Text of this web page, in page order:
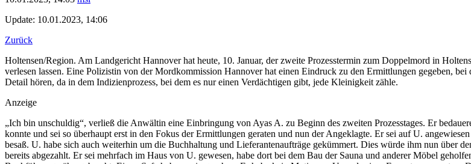
Update: 10.01.2023, 14:06
Zurück
Holtensen/Region. Am Landgericht Hannover hat heute, 10. Januar, der zweite Prozesstermin zum Doppelmord in
verlesen lassen. Eine Polizistin von der Mordkommission Hannover hat einen Eindruck zu den Ermittlungen gegeben,
Detail hören, da in dem Indizienprozess, bei dem es nur einen Verdächtigen gibt, jede Kleinigkeit zähle.
Anzeige
„Ich bin unschuldig“, verließ die Anwältin eine Einbringung von Ayas A. zu Beginn des zweiten Prozesstages. Er
konnte und sei so überhaupt erst in den Fokus der Ermittlungen geraten und nun der Angeklagte. Er sei auf U.
besaß. U. habe sich auch weiterhin um die Buchhaltung und Lieferantenaufträge gekümmert. Dies würde ihm nun über
bereits abgezahlt. Er sei mehrfach im Haus von U. gewesen, habe dort bei dem Bau der Sauna und anderer Möbel